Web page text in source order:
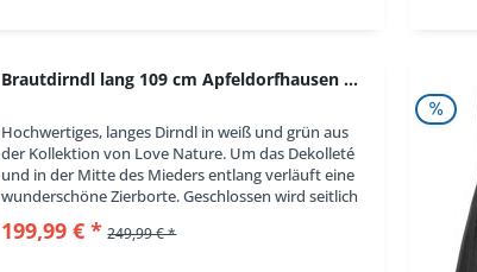
Brautdirndl lang 109 cm Apfeldorfhausen weiß...
Hochwertiges, langes Dirndl in weiß und grün aus
der Kollektion von Love Nature. Um das Dekolleté
und in der Mitte des Mieders entlang verläuft eine
wunderschöne Zierborte. Geschlossen wird seitlich
199,99 € * 249,99 € *